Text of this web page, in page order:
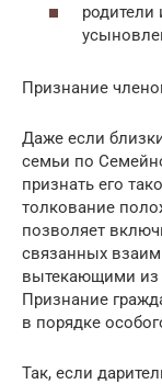
родители
Признание
Даже если
семьи по
признать его
толкование
позволяет
связанных
вытекающими из
Признание
в порядке
Так, если